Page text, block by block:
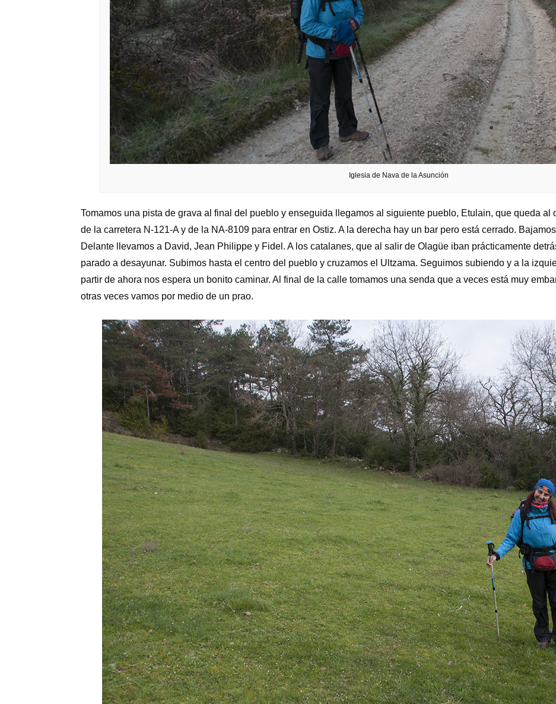
Iglesia de Nava de la Asunción
Tomamos una pista de grava al final del pueblo y enseguida llegamos al siguiente pueblo, Etulain, que queda al
de la carretera N-121-A y de la NA-8109 para entrar en Ostiz. A la derecha hay un bar pero está cerrado.
Delante llevamos a David, Jean Philippe y Fidel. A los catalanes, que al salir de Olagüe iban prácticamente
parado a desayunar. Subimos hasta el centro del pueblo y cruzamos el Ultzama. Seguimos subiendo y a la
partir de ahora nos espera un bonito caminar. Al final de la calle tomamos una senda que a veces está muy
otras veces vamos por medio de un prao.